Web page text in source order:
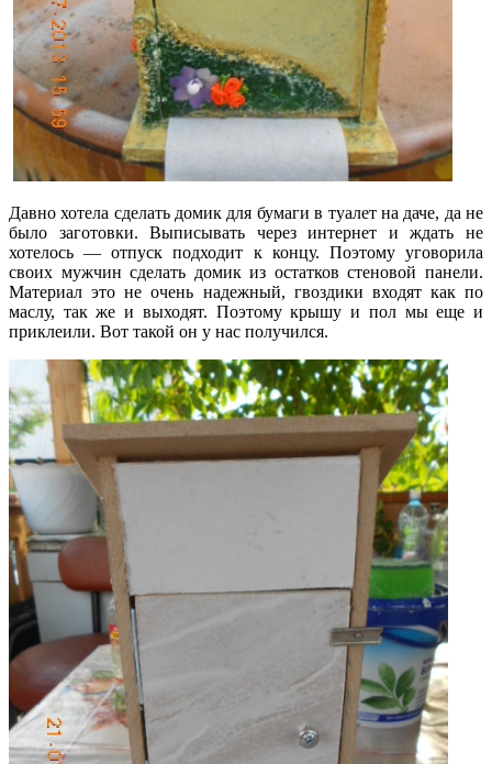
Давно хотела сделать домик для бумаги в туалет на даче, да не
было заготовки. Выписывать через интернет и ждать не
хотелось — отпуск подходит к концу. Поэтому уговорила
своих мужчин сделать домик из остатков стеновой панели.
Материал это не очень надежный, гвоздики входят как по
маслу, так же и выходят. Поэтому крышу и пол мы еще и
приклеили. Вот такой он у нас получился.